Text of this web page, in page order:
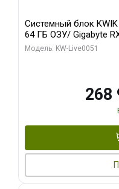
Системный блок KWIK
64 ГБ ОЗУ/ Gigabyte
256bit 2xDP 2xH/ 960
Модель: KW-Live0051
268